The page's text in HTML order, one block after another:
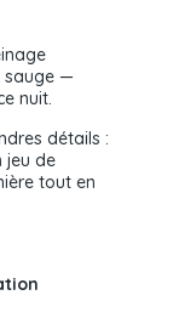
sauge —
nuit.
détails :
jeu de
tout en